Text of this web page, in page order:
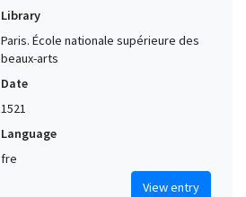
Library
Paris. École nationale supérieure des
beaux-arts
Date
1521
Language
fre
View entry